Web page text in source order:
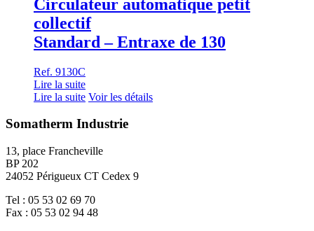
Circulateur automatique petit
collectif
Standard – Entraxe de 130
Ref. 9130C
Lire la suite
Lire la suite Voir les détails
Somatherm Industrie
13, place Francheville
BP 202
24052 Périgueux CT Cedex 9
Tel : 05 53 02 69 70
Fax : 05 53 02 94 48